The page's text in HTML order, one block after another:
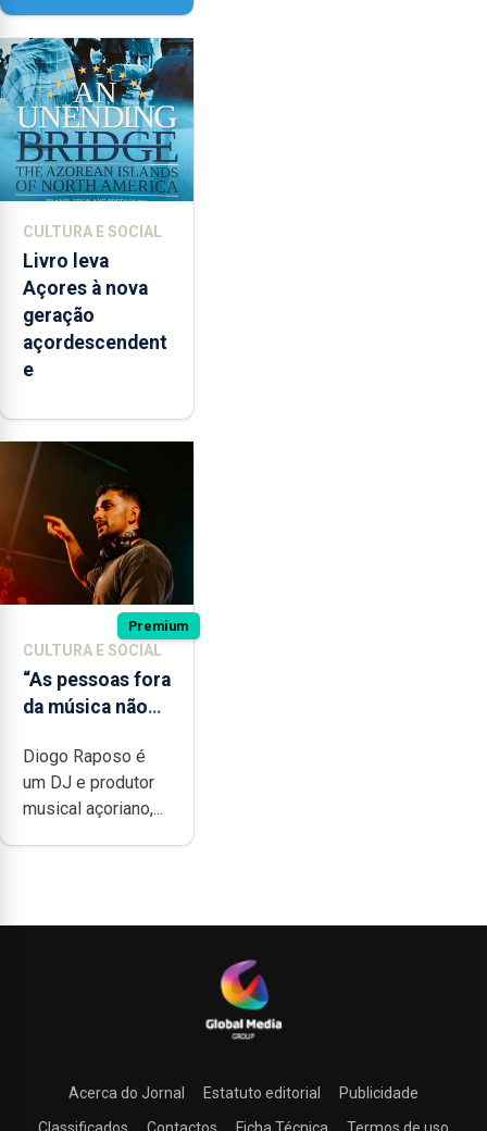
novos
instrumentos
CULTURA E SOCIAL
Livro leva
Açores à nova
geração
açordescendent
e
Premium
CULTURA E SOCIAL
“As pessoas fora
da música não
quão difícil é
produzir uma
música”
Diogo Raposo é
um DJ e produtor
musical açoriano,...
Acerca do Jornal Estatuto editorial
Publicidade